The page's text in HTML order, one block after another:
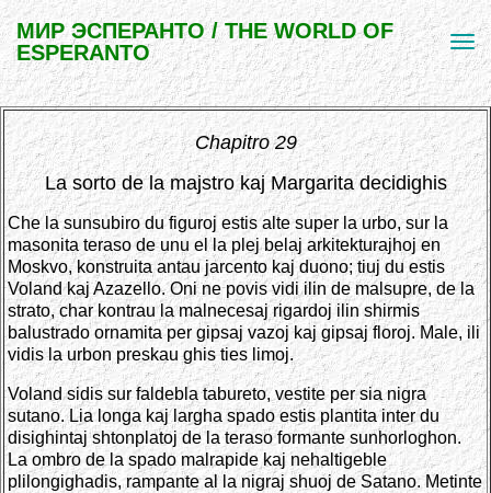
МИР ЭСПЕРАНТО / THE WORLD OF
ESPERANTO
Chapitro 29
La sorto de la majstro kaj Margarita decidighis
Che la sunsubiro du figuroj estis alte super la urbo, sur la
masonita teraso de unu el la plej belaj arkitekturajhoj en
Moskvo, konstruita antau jarcento kaj duono; tiuj du estis
Voland kaj Azazello. Oni ne povis vidi ilin de malsupre, de la
strato, char kontrau la malnecesaj rigardoj ilin shirmis
balustrado ornamita per gipsaj vazoj kaj gipsaj floroj. Male, ili
vidis la urbon preskau ghis ties limoj.
Voland sidis sur faldebla tabureto, vestite per sia nigra
sutano. Lia longa kaj largha spado estis plantita inter du
disighintaj shtonplatoj de la teraso formante sunhorloghon.
La ombro de la spado malrapide kaj nehaltigeble
plilongighadis, rampante al la nigraj shuoj de Satano. Metinte